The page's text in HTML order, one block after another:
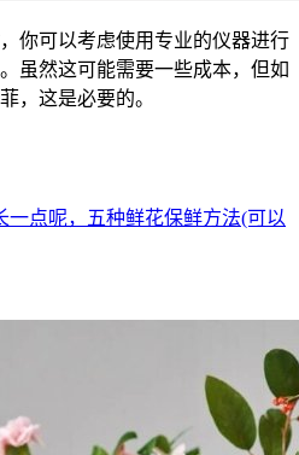
你可以考虑使用专业的仪器进行
虽然这可能需要一些成本，但如
，这是必要的。
一点呢，五种鲜花保鲜方法(可以